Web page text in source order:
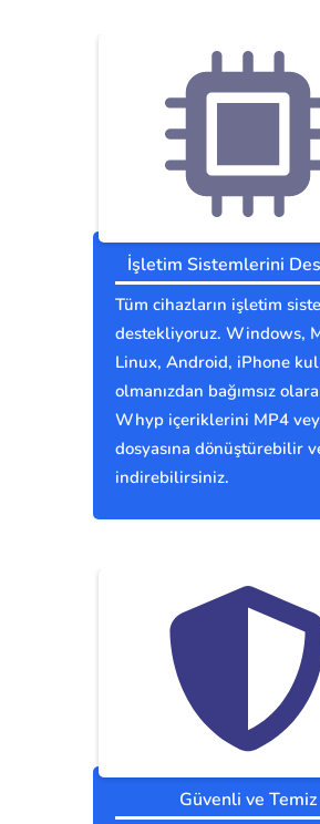
İşletim Sistemlerini
Tüm cihazların işletim
destekliyoruz. Windows,
Linux, Android, iPhone
olmanızdan bağımsız
Whyp içeriklerini MP4
dosyasına dönüştürebilir
indirebilirsiniz.
Güvenli ve Temiz